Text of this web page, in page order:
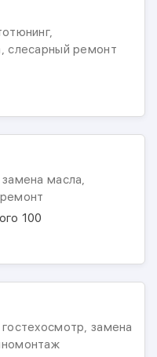
слесарный ремонт
масла,
100
замена